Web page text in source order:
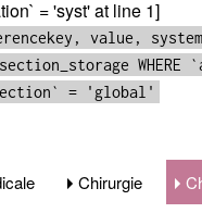
= 'syst' at line 1]
value,
= 'global'
Chirurgie